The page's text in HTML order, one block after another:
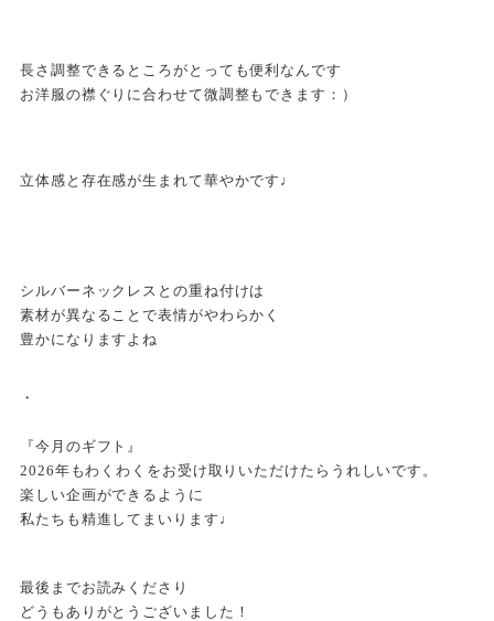
長さ調整できるところがとっても便利なんです
お洋服の襟ぐりに合わせて微調整もできます：）
立体感と存在感が生まれて華やかです♩
シルバーネックレスとの重ね付けは
素材が異なることで表情がやわらかく
豊かになりますよね
・
『今月のギフト』
2026年もわくわくをお受け取りいただけたらうれしいです。
楽しい企画ができるように
私たちも精進してまいります♩
最後までお読みくださり
どうもありがとうございました！